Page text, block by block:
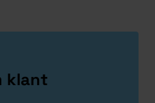
klant